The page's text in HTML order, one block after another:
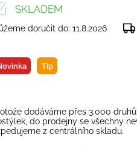
Tip
SKLADEM
doručit do: 11.8.2026
dodáváme přes 3.000
do prodejny se všechny
z centrálního skladu.